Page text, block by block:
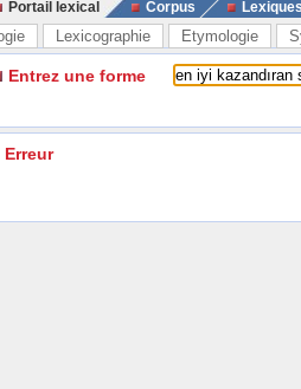
Portail lexical Corpus
Lexicographie Etymologie
Entrez une forme
Erreur